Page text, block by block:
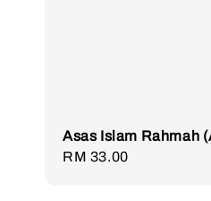
Asas Islam Rahmah
Regular
RM 33.00